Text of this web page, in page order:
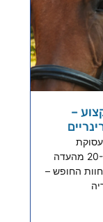
–
צעירים" לבני 18-35 מהפריפריה ובני 20-44 מהעדה
החופש –